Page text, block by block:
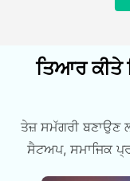
ਤਿਆਰ ਕੀਤੇ
ਤੇਜ਼ ਸਮੱਗਰੀ ਬਣਾਉਣ
ਸੈਟਅਪ, ਸਮਾਜਿਕ